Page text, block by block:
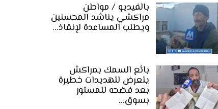
بالفيديو / مواطن
مراكشي يناشد المحسنين
ويطلب المساعدة لإنقاذ…
بائع السمك بمراكش
يتعرض لتهديدات خطيرة
بعد فضحه للمستور
بسوق…